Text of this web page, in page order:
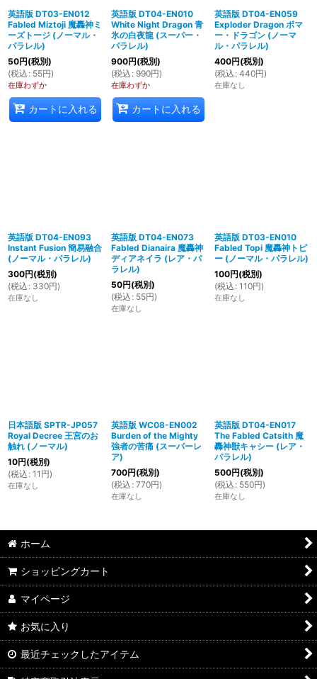
英語版 DT03-EN012
Fabled Miztoji 魔轟神ミ
ーズトージ (ノーマル・
パラレル)
50円(税別)
(税込 : 55円)
在庫わずか
カートに入れる
英語版 DT04-EN010
White Night Dragon 青
氷の白夜龍 (スーパー・
パラレル)
900円(税別)
(税込 : 990円)
在庫わずか
カートに入れる
英語版 DT04-EN059
Exploder Dragon ボマ
ー・ドラゴン (ノーマ
ル・パラレル)
400円(税別)
(税込 : 440円)
在庫なし
英語版 DT04-EN093
Instant Fusion 簡易融合
(ノーマル・パラレル)
300円(税別)
(税込 : 330円)
在庫なし
英語版 DT04-EN073
Fabled Dianaira 魔轟神
ディアネイラ (レア・パ
ラレル)
50円(税別)
(税込 : 55円)
在庫なし
英語版 DT03-EN010
Fabled Topi 魔轟神トピ
ー (ノーマル・パラレル)
100円(税別)
(税込 : 110円)
在庫なし
日本語版 SPTR-JP057
Royal Decree 王宮のお
触れ (ノーマル)
10円(税別)
(税込 : 11 円)
在庫なし
英語版 WC08-EN002
Burden of the Mighty
強者の苦痛 (スーパーレ
ア)
700円(税別)
(税込 : 770円)
在庫なし
英語版 DT04-EN017
The Fabled Catsith 魔
轟神獣キャシー (レア・
パラレル)
500円(税別)
(税込 : 550円)
在庫なし
ホーム
ショッピングカート
マイページ
お気に入り
最近チェックしたアイテム